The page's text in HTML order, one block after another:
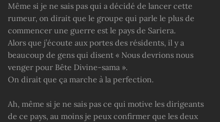
Même si je ne sais pas qui a décidé de lancer cette
rumeur, on dirait que le groupe qui parle le plus de
commencer une guerre est le pays de Sariera.
Alors que j’écoute aux portes des résidents, il y a
beaucoup de gens qui disent « Nous devrions nous
venger pour Bête Divine-sama ».
On dirait que ça marche à la perfection.
Ah, même si je ne sais pas ce qui motive les dirigeants
de ce pays, au moins je peux confirmer que les deux